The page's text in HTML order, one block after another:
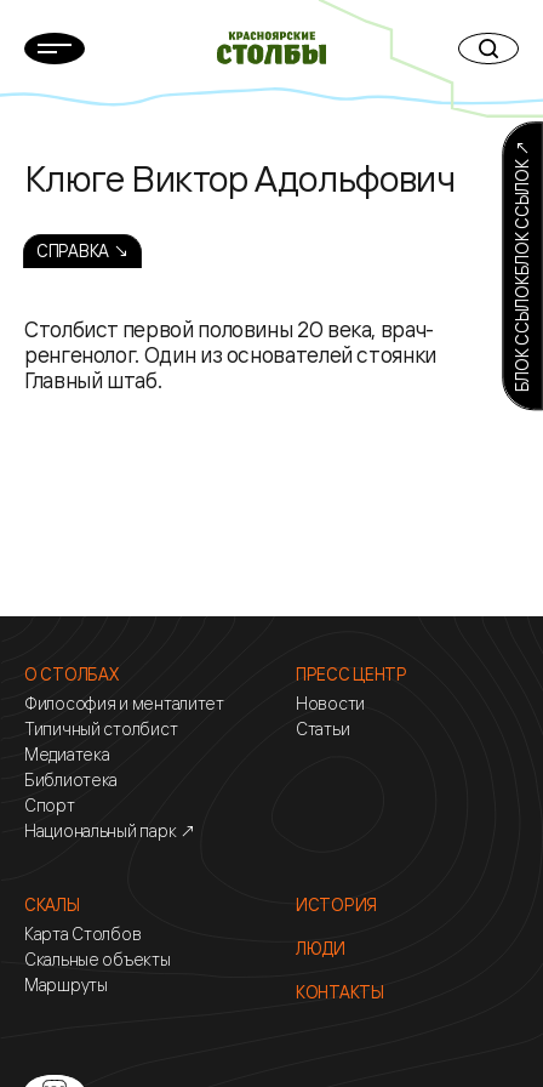
Клюге Виктор Адольфович
СПРАВКА ↘
Столбист первой половины 20 века, врач-
ренгенолог. Один из основателей стоянки
Главный штаб.
БЛОК ССЫЛОКБЛОК ССЫЛОК ↗
О СТОЛБАХ
Философия и менталитет
Типичный столбист
Медиатека
Библиотека
Спорт
Национальный парк ↗
ПРЕСС ЦЕНТР
Новости
Статьи
СКАЛЫ
Карта Столбов
Скальные объекты
Маршруты
ИСТОРИЯ
ЛЮДИ
КОНТАКТЫ